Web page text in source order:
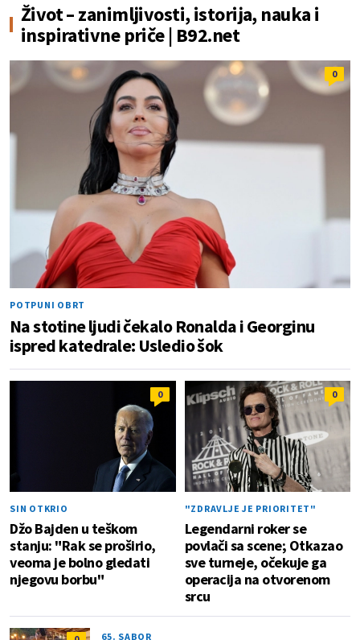
Život – zanimljivosti, istorija, nauka i
inspirativne priče | B92.net
0
POTPUNI OBRT
Na stotine ljudi čekalo Ronalda i Georginu
ispred katedrale: Usledio šok
0
SIN OTKRIO
Džo Bajden u teškom
stanju: "Rak se proširio,
veoma je bolno gledati
njegovu borbu"
0
"ZDRAVLJE JE PRIORITET"
Legendarni roker se
povlači sa scene; Otkazao
sve turneje, očekuje ga
operacija na otvorenom
srcu
65. SABOR